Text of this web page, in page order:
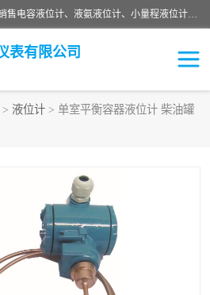
河南福瑞德仪表有限公司是生产销售电容液位计、液氨液位计、小量程液位计定制、智能锅炉水位计、液氮液位计等；并在产品开发、研制的过程中，吸取国内外仪器仪表的技术精华，建立了一支高、精、尖的科研开发队伍，使产品性能不断升级。
表有限公司
> 液位计 > 单室平衡容器液位计 柴油罐
流量传感器
液氮液位计
液位计传感器定制